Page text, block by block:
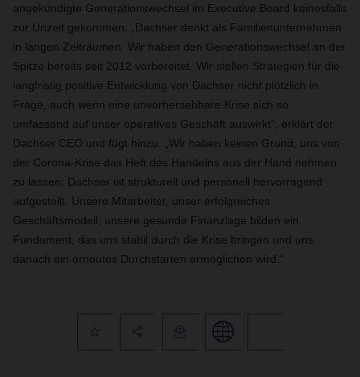
angekündigte Generationswechsel im Executive Board keinesfalls
zur Unzeit gekommen. „Dachser denkt als Familienunternehmen
in langen Zeiträumen. Wir haben den Generationswechsel an der
Spitze bereits seit 2012 vorbereitet. Wir stellen Strategien für die
langfristig positive Entwicklung von Dachser nicht plötzlich in
Frage, auch wenn eine unvorhersehbare Krise sich so
umfassend auf unser operatives Geschäft auswirkt“, erklärt der
Dachser CEO und fügt hinzu. „Wir haben keinen Grund, uns von
der Corona-Krise das Heft des Handelns aus der Hand nehmen
zu lassen: Dachser ist strukturell und personell hervorragend
aufgestellt. Unsere Mitarbeiter, unser erfolgreiches
Geschäftsmodell, unsere gesunde Finanzlage bilden ein
Fundament, das uns stabil durch die Krise bringen und uns
danach ein erneutes Durchstarten ermöglichen wird.“